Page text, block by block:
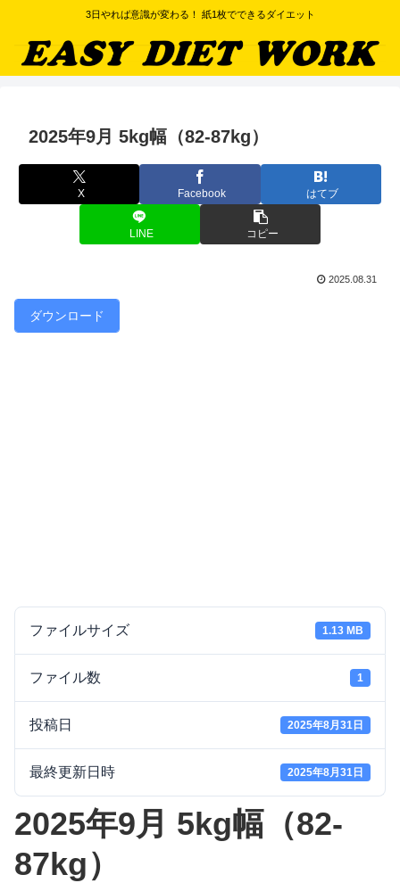
3日やれば意識が変わる！ 紙1枚でできるダイエット
2025年9月 5kg幅（82-87kg）
X Facebook はてブ
LINE コピー
2025.08.31
ダウンロード
ファイルサイズ 1.13 MB
ファイル数 1
投稿日 2025年8月31日
最終更新日時 2025年8月31日
2025年9月 5kg幅（82-
87kg）